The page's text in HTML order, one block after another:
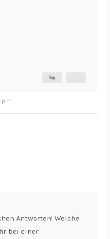
Antworten! Welche
bei einer